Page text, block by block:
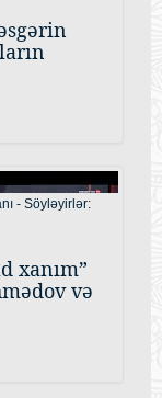
xanım”
və